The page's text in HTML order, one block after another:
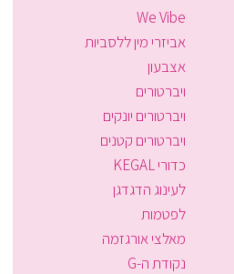
We Vibe
אביזרי מין ללסביות
אצבעון
ויברטורים
ויברטורים יונקים
ויברטורים קטנים
כדורי KEGAL
לעינוג הדגדגן
לפטמות
מאלצי אורגזמה
נקודת ה-G